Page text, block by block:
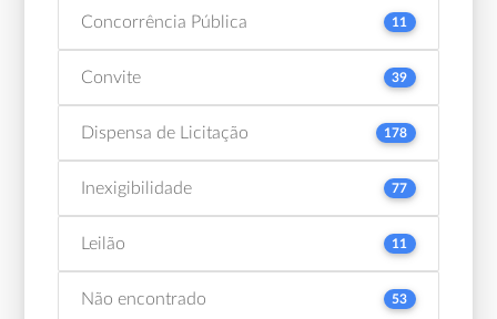
Concorrência Pública 11
Convite 39
Dispensa de Licitação 178
Inexigibilidade 77
Leilão 11
Não encontrado 53